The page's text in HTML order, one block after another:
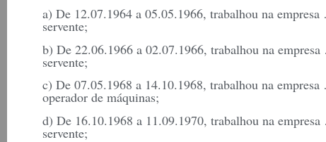
a) De 12.07.1964 a 05.05.1966, trabalhou na
servente;
b) De 22.06.1966 a 02.07.1966, trabalhou na
servente;
c) De 07.05.1968 a 14.10.1968, trabalhou na
operador de máquinas;
d) De 16.10.1968 a 11.09.1970, trabalhou na
servente;